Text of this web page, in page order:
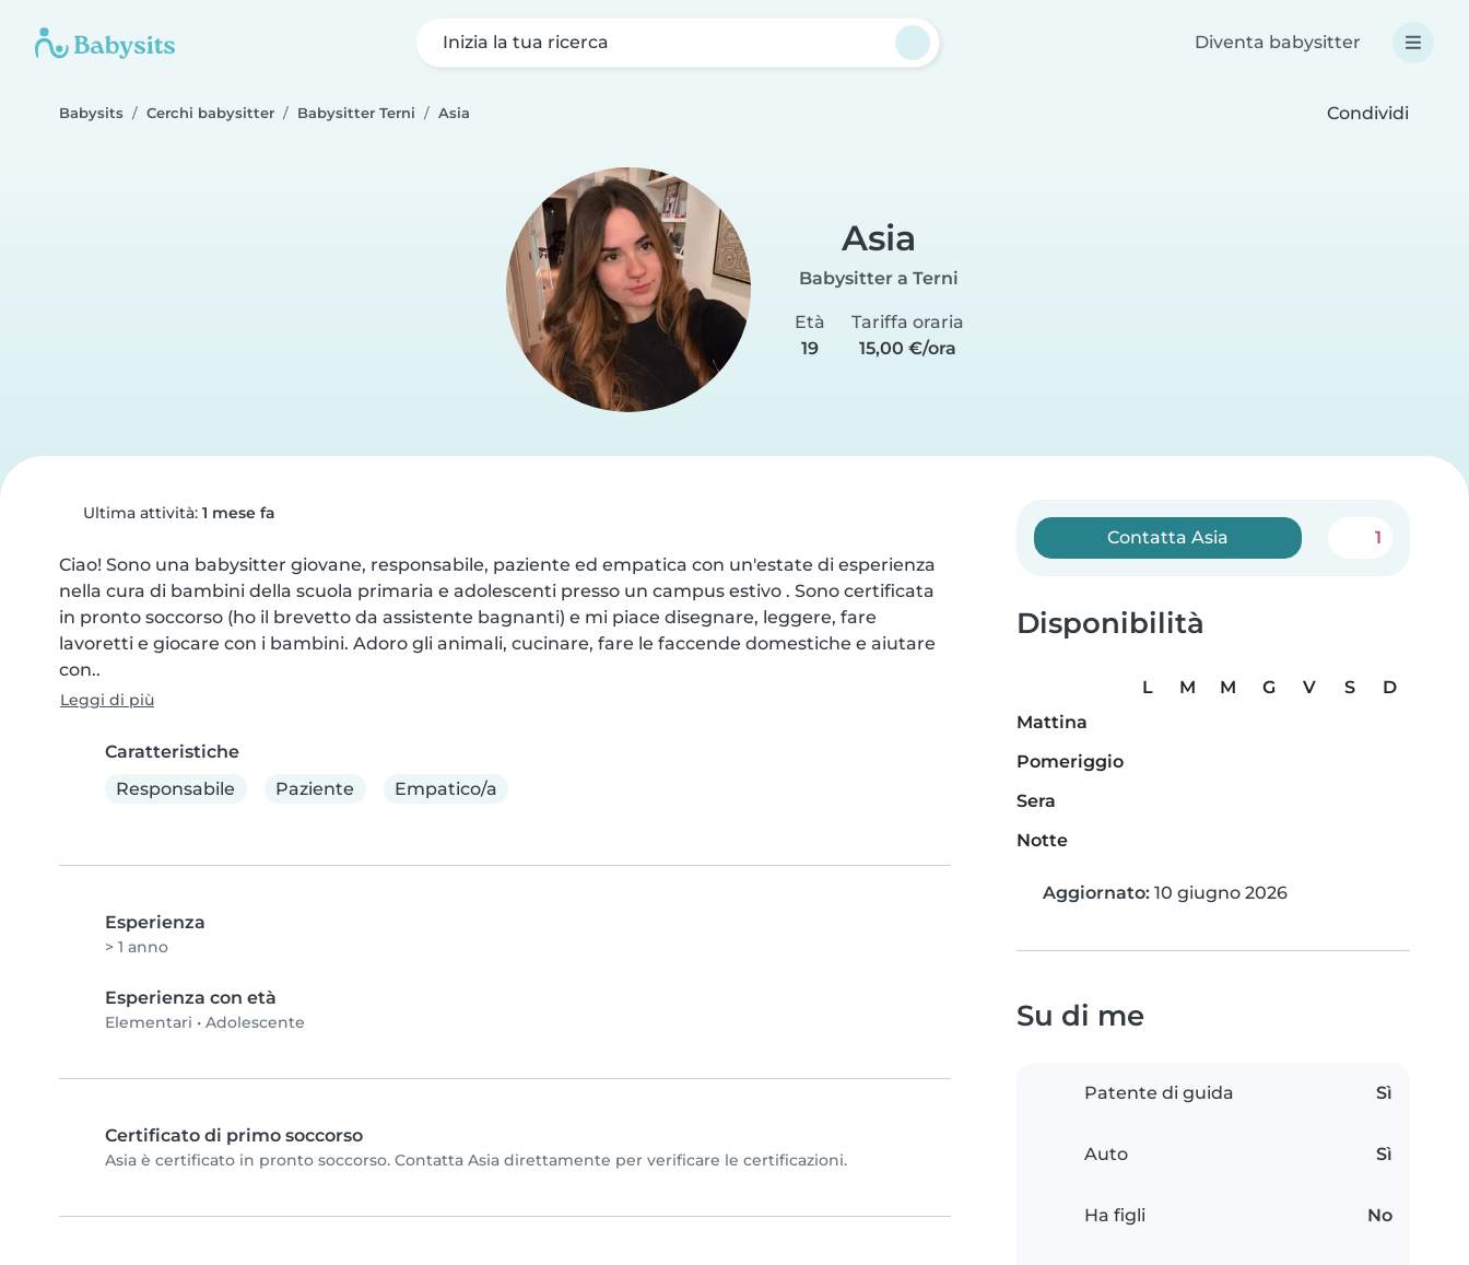
Inizia la tua ricerca Diventa babysitter
Babysits Cerchi babysitter Babysitter Terni Asia Condividi
Asia
Babysitter a Terni
Età
19
Tariffa oraria
15,00 €/ora
Ultima attività: 1 mese fa
Ciao! Sono una babysitter giovane, responsabile, paziente ed empatica con un'estate di esperienza
nella cura di bambini della scuola primaria e adolescenti presso un campus estivo . Sono certificata
in pronto soccorso (ho il brevetto da assistente bagnanti) e mi piace disegnare, leggere, fare
lavoretti e giocare con i bambini. Adoro gli animali, cucinare, fare le faccende domestiche e aiutare
con..
Leggi di più
Caratteristiche
Responsabile
Paziente Empatico/a
Esperienza
> 1 anno
Esperienza con età
Elementari • Adolescente
Certificato di primo soccorso
Asia è certificato in pronto soccorso. Contatta Asia direttamente per verificare le certificazioni.
Contatta Asia 1
Disponibilità
L M M G V S
D
Mattina
Pomeriggio
Sera
Notte
Aggiornato: 10 giugno 2026
Su di me
Patente di guida Sì
Auto Sì
Ha figli No